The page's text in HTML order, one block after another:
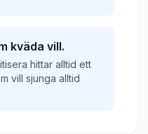
kväda vill.
hittar alltid ett
vill sjunga alltid